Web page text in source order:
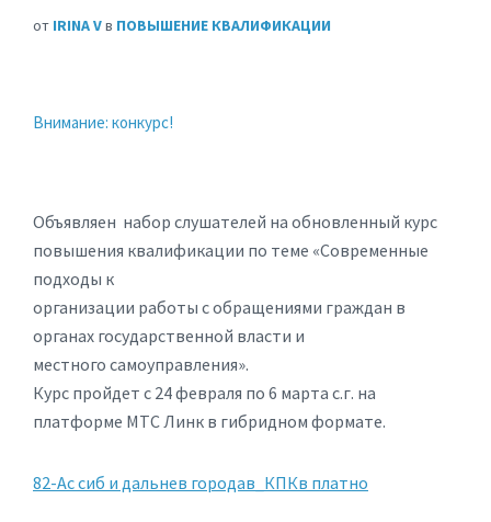
от IRINA Vв ПОВЫШЕНИЕ КВАЛИФИКАЦИИ
Внимание: конкурс!
Объявляен набор слушателей на обновленный курс
повышения квалификации по теме «Современные
подходы к
организации работы с обращениями граждан в
органах государственной власти и
местного самоуправления».
Курс пройдет с 24 февраля по 6 марта с.г. на
платформе МТС Линк в гибридном формате.
82-Ас сиб и дальнев городав_КПКв платно